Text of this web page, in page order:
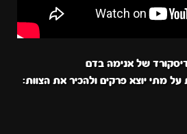
של אנימה בדם
מתי יוצא פרקים ולהכיר את הצוות: